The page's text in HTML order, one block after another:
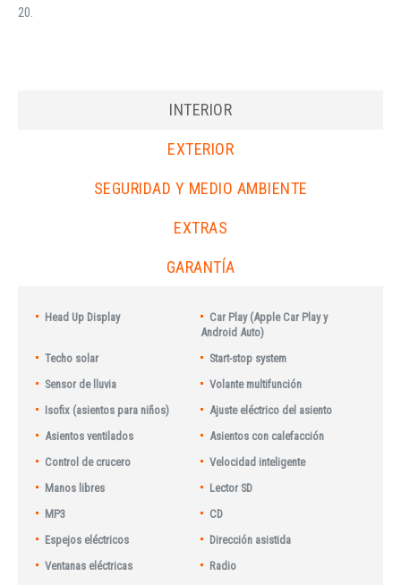
20.
INTERIOR
EXTERIOR
SEGURIDAD Y MEDIO AMBIENTE
EXTRAS
GARANTÍA
Head Up Display
Car Play (Apple Car Play y
Android Auto)
Techo solar
Start-stop system
Sensor de lluvia
Volante multifunción
Isofix (asientos para niños)
Ajuste eléctrico del asiento
Asientos ventilados
Asientos con calefacción
Control de crucero
Velocidad inteligente
Manos libres
Lector SD
MP3
CD
Espejos eléctricos
Dirección asistida
Ventanas eléctricas
Radio